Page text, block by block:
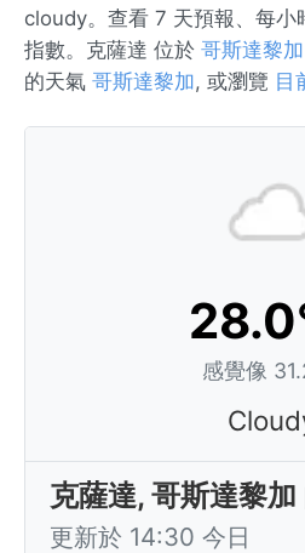
cloudy。查看 7 天預報、每小
指數。克薩達 位於 哥斯達黎加
的天氣 哥斯達黎加, 或瀏覽 目
感覺像
克薩達, 哥斯達黎
更新於 14:30 今日